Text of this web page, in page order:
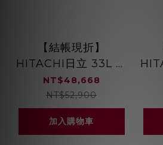
【結帳現折】
HITACHI日立 33L 日
本原裝 過熱水蒸氣烘
烤微波爐 珍珠白
MROBK5000AT
NT$48,668
NT$52,900
加入購物車
微